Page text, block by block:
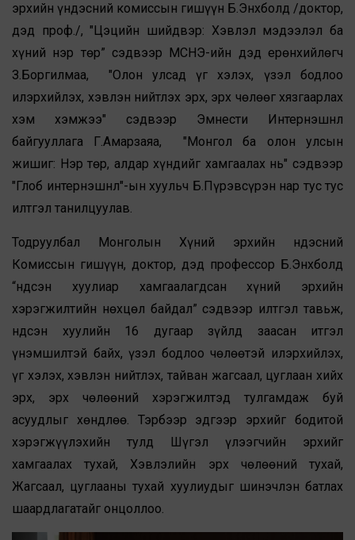
эрхийн үндэсний комиссын гишүүн Б.Энхболд /доктор,
дэд проф./, "Цэцийн шийдвэр: Хэвлэл мэдээлэл ба
хүний нэр төр” сэдвээр МСНЭ-ийн дэд ерөнхийлөгч
З.Боргилмаа, "Олон улсад үг хэлэх, үзэл бодлоо
илэрхийлэх, хэвлэн нийтлэх эрх, эрх чөлөөг хязгаарлах
хэм хэмжээ" сэдвээр Эмнести Интернэшнл
байгууллага Г.Амарзаяа, "Монгол ба олон улсын
жишиг: Нэр төр, алдар хүндийг хамгаалах нь" сэдвээр
"Глоб интернэшнл"-ын хуульч Б.Пүрэвсүрэн нар тус тус
илтгэл танилцуулав.
Тодруулбал Монголын Хүний эрхийн Үндэсний
Комиссын гишүүн, доктор, дэд профессор Б.Энхболд
“Үндсэн хуулиар хамгаалагдсан хүний эрхийн
хэрэгжилтийн нөхцөл байдал” сэдвээр илтгэл тавьж,
Үндсэн хуулийн 16 дугаар зүйлд заасан итгэл
үнэмшилтэй байх, үзэл бодлоо чөлөөтэй илэрхийлэх,
үг хэлэх, хэвлэн нийтлэх, тайван жагсаал, цуглаан хийх
эрх, эрх чөлөөний хэрэгжилтэд тулгамдаж буй
асуудлыг хөндлөө. Тэрбээр эдгээр эрхийг бодитой
хэрэгжүүлэхийн тулд Шүгэл үлээгчийн эрхийг
хамгаалах тухай, Хэвлэлийн эрх чөлөөний тухай,
Жагсаал, цуглааны тухай хуулиудыг шинэчлэн батлах
шаардлагатайг онцоллоо.